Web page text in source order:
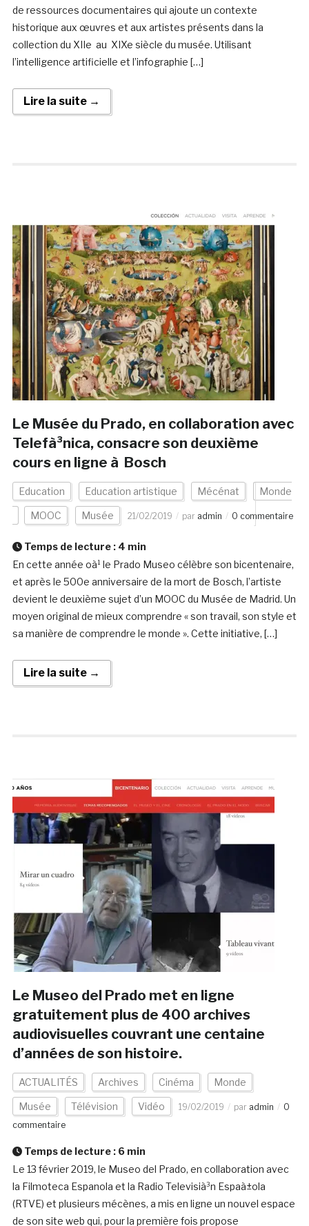
de ressources documentaires qui ajoute un contexte
historique aux œuvres et aux artistes présents dans la
collection du XIIe au XIXe siècle du musée. Utilisant
l’intelligence artificielle et l’infographie […]
Lire la suite →
Le Musée du Prado, en collaboration avec
Telefà³nica, consacre son deuxième
cours en ligne à Bosch
Education Education artistique Mécénat Monde
MOOC Musée 21/02/2019 par admin 0 commentaire
Temps de lecture : 4 min
En cette année oà¹ le Prado Museo célèbre son bicentenaire,
et après le 500e anniversaire de la mort de Bosch, l’artiste
devient le deuxième sujet d’un MOOC du Musée de Madrid. Un
moyen original de mieux comprendre « son travail, son style et
sa manière de comprendre le monde ». Cette initiative, […]
Lire la suite →
Le Museo del Prado met en ligne
gratuitement plus de 400 archives
audiovisuelles couvrant une centaine
d’années de son histoire.
ACTUALITÉS Archives Cinéma Monde
Musée Télévision Vidéo 19/02/2019 par admin
0
commentaire
Temps de lecture : 6 min
Le 13 février 2019, le Museo del Prado, en collaboration avec
la Filmoteca Espanola et la Radio Televisià³n Espaà±ola
(RTVE) et plusieurs mécènes, a mis en ligne un nouvel espace
de son site web qui, pour la première fois propose